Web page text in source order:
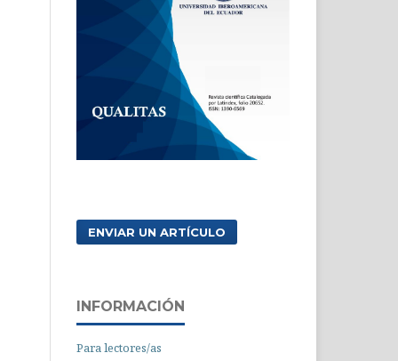
ENVIAR UN ARTÍCULO
INFORMACIÓN
Para lectores/as